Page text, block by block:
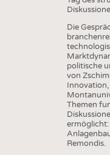
Die
politische
von
Innovation,
Themen
ermöglicht:
Remondis.